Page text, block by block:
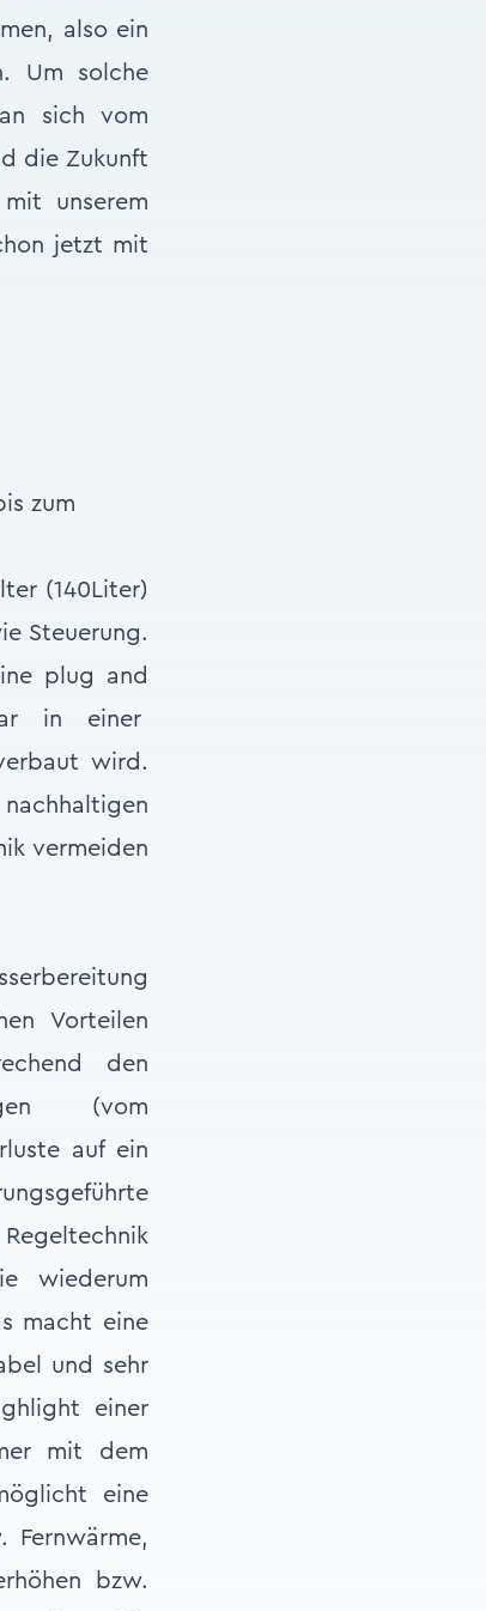
also ein
Um solche
sich vom
die Zukunft
unserem
jetzt mit
zum
(140Liter)
Steuerung.
plug and
in einer
wird.
vermeiden
Vorteilen
den
(vom
auf ein
wiederum
macht eine
und sehr
einer
mit dem
eine
Fernwärme,
bzw.